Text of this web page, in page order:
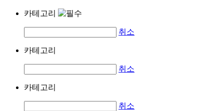
카테고리
취소
카테고리
취소
카테고리
취소